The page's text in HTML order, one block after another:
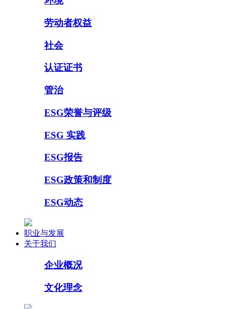
劳动者权益
社会
认证证书
管治
ESG荣誉与评级
ESG 实践
ESG报告
ESG政策和制度
ESG动态
职业与发展
关于我们
企业概况
文化理念